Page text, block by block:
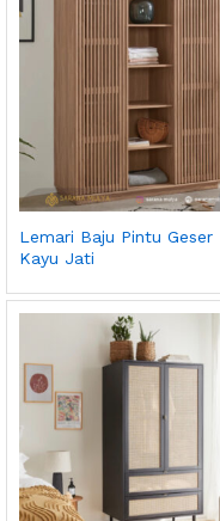
Lemari Baju Pintu Geser
Kayu Jati